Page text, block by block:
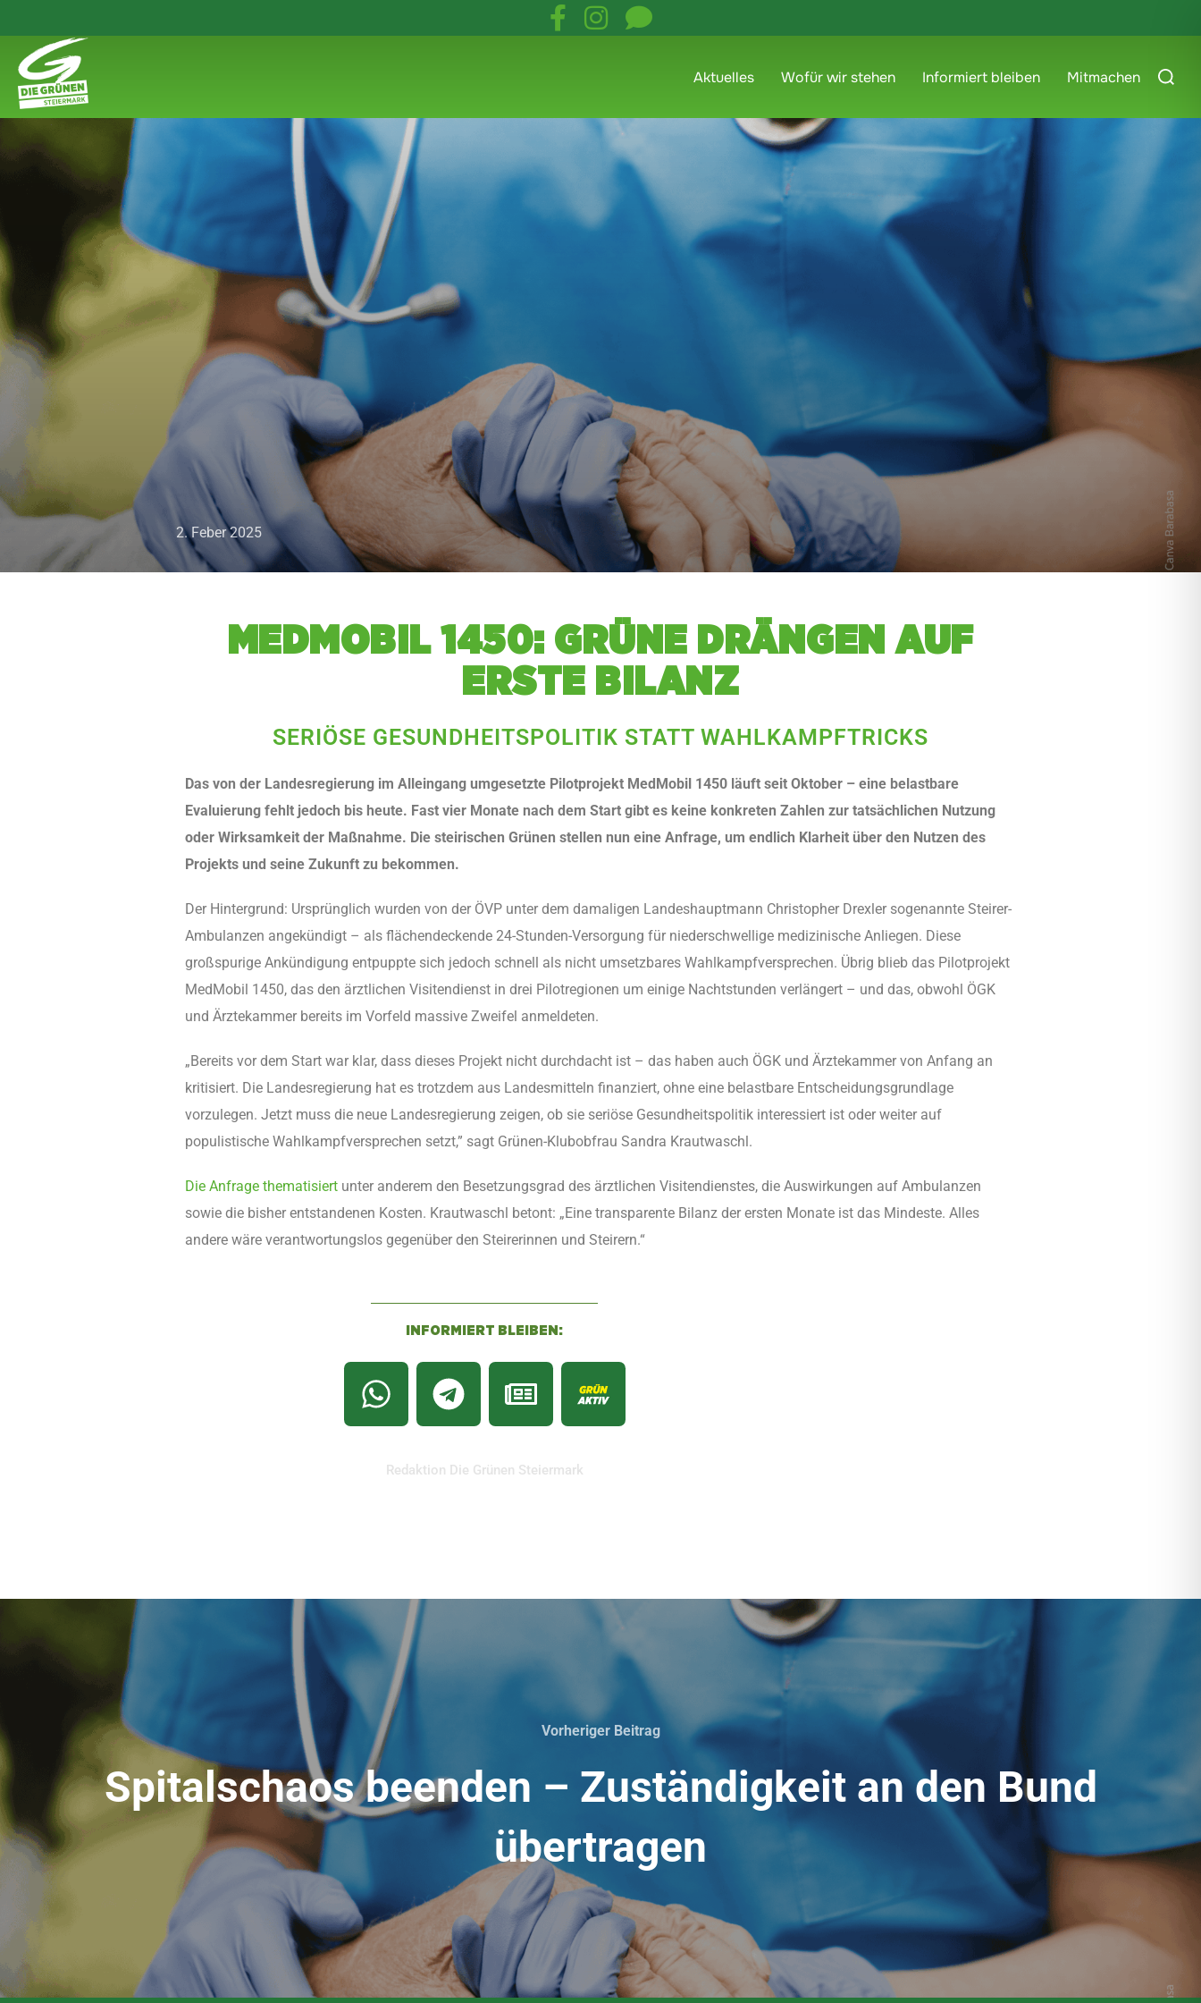
Aktuelles Wofür wir stehen Informiert bleiben Mitmachen
2. Feber 2025
MED­MO­BIL 1450: GRÜ­NE DRÄN­GEN AUF
ERSTE BI­LANZ
SERIÖSE GESUNDHEITSPOLITIK STATT WAHLKAMPFTRICKS
Das von der Landesregierung im Alleingang umgesetzte Pilotprojekt MedMobil 1450 läuft seit Oktober – eine belastbare
Evaluierung fehlt jedoch bis heute. Fast vier Monate nach dem Start gibt es keine konkreten Zahlen zur tatsächlichen Nutzung
oder Wirksamkeit der Maßnahme. Die steirischen Grünen stellen nun eine Anfrage, um endlich Klarheit über den Nutzen des
Projekts und seine Zukunft zu bekommen.
Der Hintergrund: Ursprünglich wurden von der ÖVP unter dem damaligen Landeshauptmann Christopher Drexler sogenannte Steirer-
Ambulanzen angekündigt – als flächendeckende 24-Stunden-Versorgung für niederschwellige medizinische Anliegen. Diese
großspurige Ankündigung entpuppte sich jedoch schnell als nicht umsetzbares Wahlkampfversprechen. Übrig blieb das Pilotprojekt
MedMobil 1450, das den ärztlichen Visitendienst in drei Pilotregionen um einige Nachtstunden verlängert – und das, obwohl ÖGK
und Ärztekammer bereits im Vorfeld massive Zweifel anmeldeten.
„Bereits vor dem Start war klar, dass dieses Projekt nicht durchdacht ist – das haben auch ÖGK und Ärztekammer von Anfang an
kritisiert. Die Landesregierung hat es trotzdem aus Landesmitteln finanziert, ohne eine belastbare Entscheidungsgrundlage
vorzulegen. Jetzt muss die neue Landesregierung zeigen, ob sie seriöse Gesundheitspolitik interessiert ist oder weiter auf
populistische Wahlkampfversprechen setzt,” sagt Grünen-Klubobfrau Sandra Krautwaschl.
Die Anfrage thematisiert unter anderem den Besetzungsgrad des ärztlichen Visitendienstes, die Auswirkungen auf Ambulanzen
sowie die bisher entstandenen Kosten. Krautwaschl betont: „Eine transparente Bilanz der ersten Monate ist das Mindeste. Alles
andere wäre verantwortungslos gegenüber den Steirerinnen und Steirern.“
INFORMIERT BLEIBEN:
Redaktion Die Grünen Steiermark
Vorheriger Beitrag
Spitalschaos beenden – Zuständigkeit an den Bund
übertragen